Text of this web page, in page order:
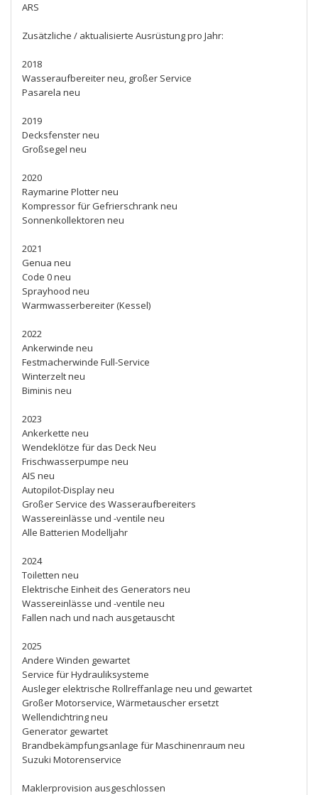
ARS
Zusätzliche / aktualisierte Ausrüstung pro Jahr:
2018
Wasseraufbereiter neu, großer Service
Pasarela neu
2019
Decksfenster neu
Großsegel neu
2020
Raymarine Plotter neu
Kompressor für Gefrierschrank neu
Sonnenkollektoren neu
2021
Genua neu
Code 0 neu
Sprayhood neu
Warmwasserbereiter (Kessel)
2022
Ankerwinde neu
Festmacherwinde Full-Service
Winterzelt neu
Biminis neu
2023
Ankerkette neu
Wendeklötze für das Deck Neu
Frischwasserpumpe neu
AIS neu
Autopilot-Display neu
Großer Service des Wasseraufbereiters
Wassereinlässe und -ventile neu
Alle Batterien Modelljahr
2024
Toiletten neu
Elektrische Einheit des Generators neu
Wassereinlässe und -ventile neu
Fallen nach und nach ausgetauscht
2025
Andere Winden gewartet
Service für Hydrauliksysteme
Ausleger elektrische Rollreffanlage neu und gewartet
Großer Motorservice, Wärmetauscher ersetzt
Wellendichtring neu
Generator gewartet
Brandbekämpfungsanlage für Maschinenraum neu
Suzuki Motorenservice
Maklerprovision ausgeschlossen